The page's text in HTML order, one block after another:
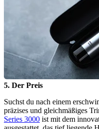
5. Der Preis
Suchst du nach einem
präzises und gleichmäßiges
Series 3000 ist mit dem